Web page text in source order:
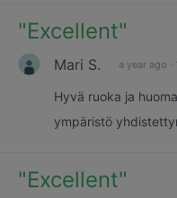
"Excellent"
Mari S. a year ago ·
Hyvä ruoka ja
ympäristö
"Excellent"